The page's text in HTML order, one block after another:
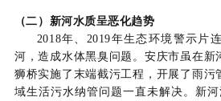
（二）新河水质呈恶化趋势
2018年、2019年生态环境警示片
河，造成水体黑臭问题。安庆市虽在新
狮桥实施了末端截污工程，开展了雨污
域生活污水纳管问题一直未解决。新